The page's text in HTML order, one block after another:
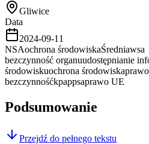
Gliwice
Data
2024-09-11
NSAochrona środowiskaŚredniawsa
bezczynność organuudostępnianie
środowiskuochrona środowiska
bezczynnośćkpappsaprawo UE
Podsumowanie
Przejdź do pełnego tekstu